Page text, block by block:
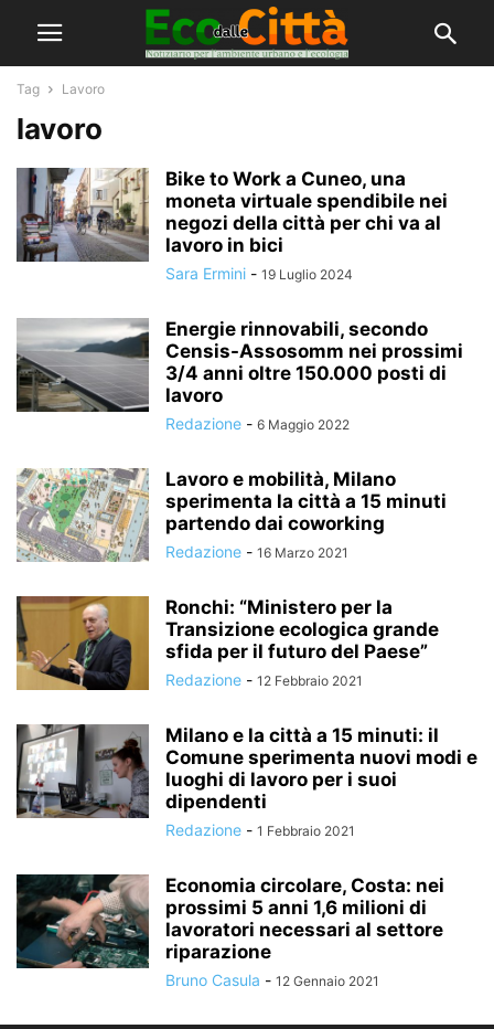
Tag Lavoro
lavoro
Bike to Work a Cuneo, una
moneta virtuale spendibile nei
negozi della città per chi va al
lavoro in bici
Sara Ermini - 19 Luglio 2024
Energie rinnovabili, secondo
Censis-Assosomm nei prossimi
3/4 anni oltre 150.000 posti di
lavoro
Redazione - 6 Maggio 2022
Lavoro e mobilità, Milano
sperimenta la città a 15 minuti
partendo dai coworking
Redazione - 16 Marzo 2021
Ronchi: “Ministero per la
Transizione ecologica grande
sfida per il futuro del Paese”
Redazione - 12 Febbraio 2021
Milano e la città a 15 minuti: il
Comune sperimenta nuovi modi e
luoghi di lavoro per i suoi
dipendenti
Redazione - 1 Febbraio 2021
Economia circolare, Costa: nei
prossimi 5 anni 1,6 milioni di
lavoratori necessari al settore
riparazione
Bruno Casula - 12 Gennaio 2021